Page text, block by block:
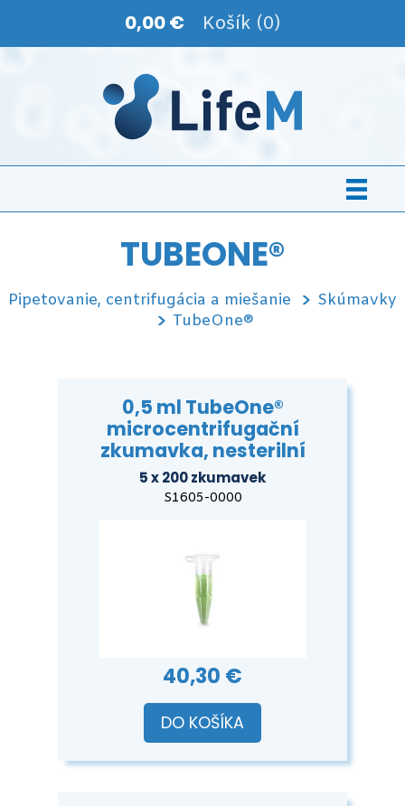
0,00 € Košík (0)
TUBEONE®
Pipetovanie, centrifugácia a miešanie
Skúmavky
TubeOne®
0,5 ml TubeOne®
microcentrifugační
zkumavka, nesterilní
5 x 200 zkumavek
S1605-0000
40,30 €
DO KOŠÍKA